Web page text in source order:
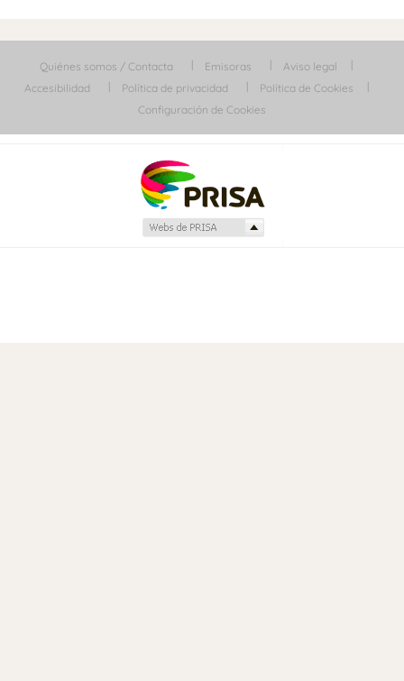
Quiénes somos / Contacta Emisoras
Aviso legal
Accesibilidad
Política de privacidad
Política de Cookies
Configuración de Cookies